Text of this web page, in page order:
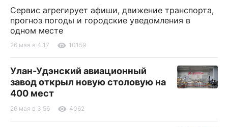
Сервис агрегирует афиши, движение транспорта,
прогноз погоды и городские уведомления в
одном месте
26 мая в 4:17 10159
Улан-Удэнский авиационный
завод открыл новую столовую на
400 мест
26 мая в 3:56 4062